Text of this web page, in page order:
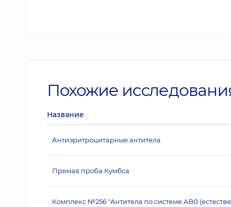
Похожие
Название
Антиэритроцитарные антитела
Прямая проба Кумбса
Комплекс №256 "Антитела по системе АВ0